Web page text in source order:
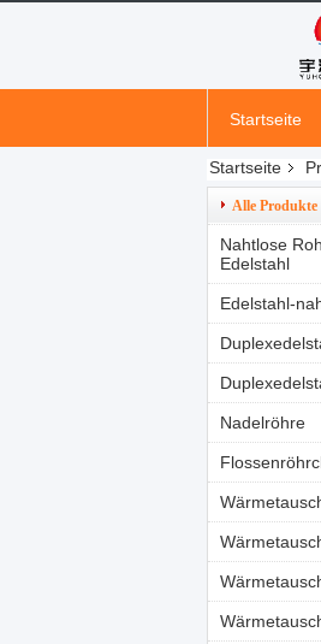
Startseite
Startseite
Alle Produkte
Nahtlose
Edelstahl
Edelstahl-
Nadelröhre